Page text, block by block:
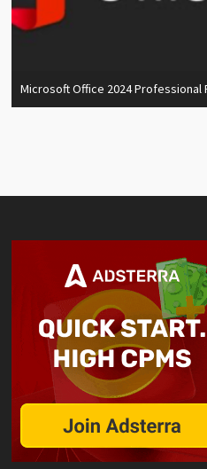
Microsoft Office 2024 Professional